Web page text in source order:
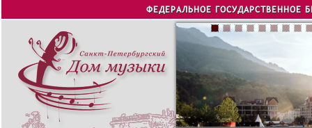
Jump to navigation
ФЕДЕРАЛЬНОЕ ГОСУДАРСТВЕННОЕ